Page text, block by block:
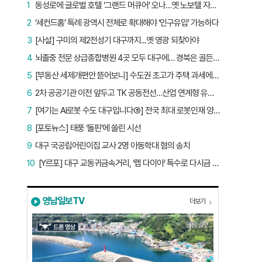
동성로에 글로벌 호텔 ‘그랜드 머큐어’ 오나…옛 노보텔 자리 사무실 개설
1
‘세컨드홈’ 특례 광역시 전체로 확대해야 ‘인구유입’ 가능하다
2
[사설] 구미의 제2전성기 대구까지...옛 영광 되찾아야
3
뇌졸중 전문 상급종합병원 4곳 모두 대구에… 경북은 골든타임 사각지대
4
[부동산 세제개편안 뜯어보니] 수도권 초고가 주택 과세에만 초점…침체된 지방 부동산 대책은 없다
5
2차 공공기관 이전 앞두고 TK 공동전선…산업 연계형 유치 승부수
6
[여기는 AI로봇 수도 대구입니다⑤] 전국 최대 로봇인재 양성소…“대구산업 맞춤형 교육과정 만들자”
7
[포토뉴스] 태풍 ‘돌핀’에 쏠린 시선
8
대구 국공립어린이집 교사 2명 아동학대 혐의 송치
9
[Y르포] 대구 교동귀금속거리, ‘랩 다이아’ 특수로 다시금 활기…“반짝 인기 의존 않는 지속 가능 성장 동력 마련해야”
10
영남일보TV 더보기